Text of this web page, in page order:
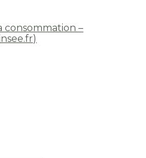
consommation –